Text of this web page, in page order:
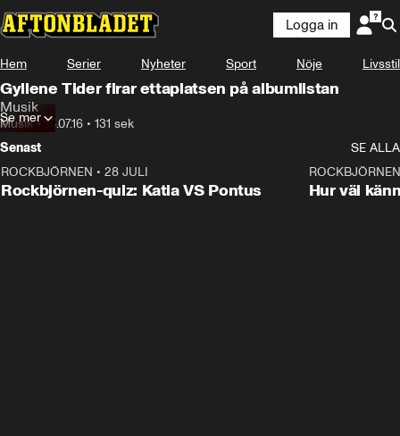
Logga in
Hem Serier Nyheter Sport Nöje Livsstil
Gyllene Tider firar ettaplatsen på albumlistan
Musik
Musik• 18.07.16 • 131 sek
Se mer
Senast
SE ALLA
ROCKBJÖRNEN • 28 JULI
Rockbjörnen-quiz: Katia VS Pontus
ROCKBJÖRNEN
Hur väl